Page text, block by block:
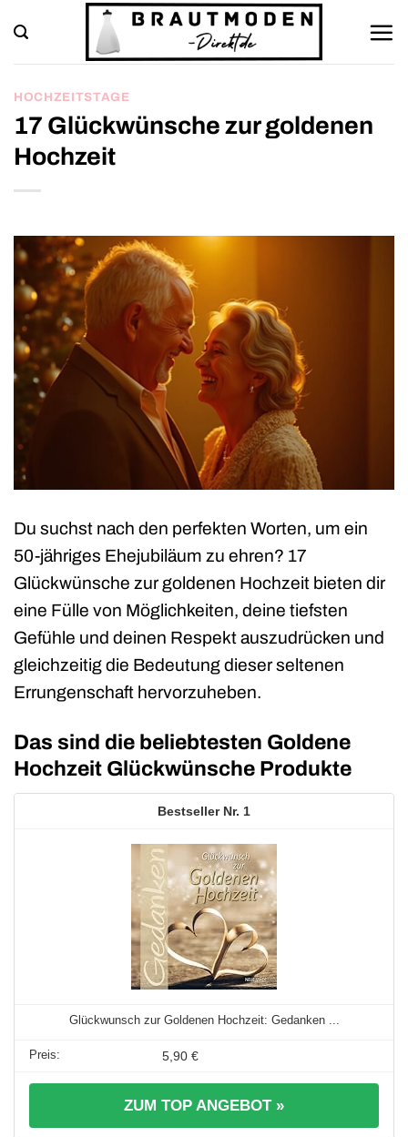
Inhalt
springen
HOCHZEITSTAGE
17 Glückwünsche zur goldenen
Hochzeit
Du suchst nach den perfekten Worten, um ein
50-jähriges Ehejubiläum zu ehren? 17
Glückwünsche zur goldenen Hochzeit bieten dir
eine Fülle von Möglichkeiten, deine tiefsten
Gefühle und deinen Respekt auszudrücken und
gleichzeitig die Bedeutung dieser seltenen
Errungenschaft hervorzuheben.
Das sind die beliebtesten Goldene
Hochzeit Glückwünsche Produkte
1
Glückwunsch zur Goldenen Hochzeit: Gedanken ...
5,90 €
ZUM TOP ANGEBOT »